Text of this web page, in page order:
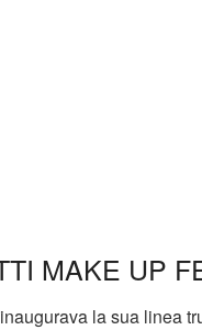
MAKE UP
la sua linea